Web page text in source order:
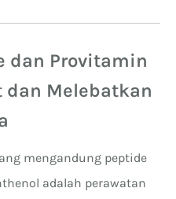
dan Provitamin
dan Melebatkan
mengandung peptide
adalah perawatan